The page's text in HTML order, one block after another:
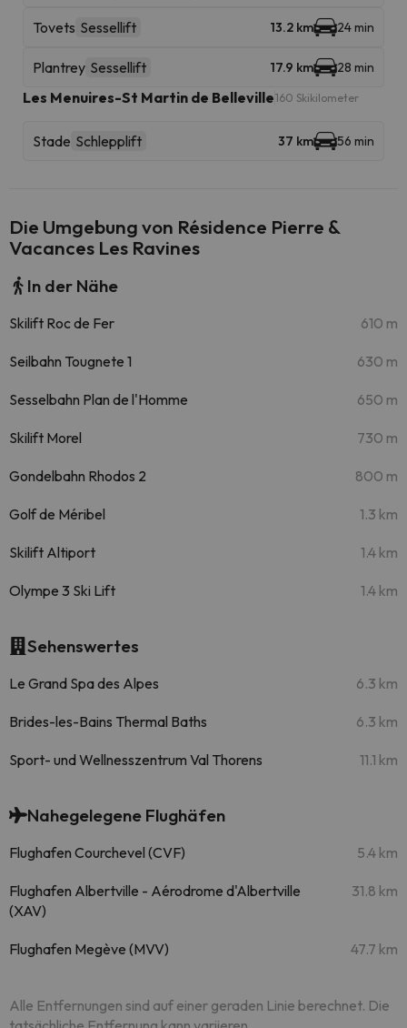
Tovets Sessellift 13.2 km 24 min
Plantrey Sessellift 17.9 km 28 min
Les Menuires-St Martin de Belleville160 Skikilometer
Stade Schlepplift 37 km 56 min
Die Umgebung von Résidence Pierre &
Vacances Les Ravines
In der Nähe
Skilift Roc de Fer 610 m
Seilbahn Tougnete 1 630 m
Sesselbahn Plan de l'Homme 650 m
Skilift Morel 730 m
Gondelbahn Rhodos 2 800 m
Golf de Méribel 1.3 km
Skilift Altiport 1.4 km
Olympe 3 Ski Lift 1.4 km
Sehenswertes
Le Grand Spa des Alpes 6.3 km
Brides-les-Bains Thermal Baths 6.3 km
Sport- und Wellnesszentrum Val Thorens 11.1 km
Nahegelegene Flughäfen
Flughafen Courchevel (CVF) 5.4 km
Flughafen Albertville - Aérodrome d'Albertville
(XAV)
31.8 km
Flughafen Megève (MVV) 47.7 km
Alle Entfernungen sind auf einer geraden Linie berechnet. Die